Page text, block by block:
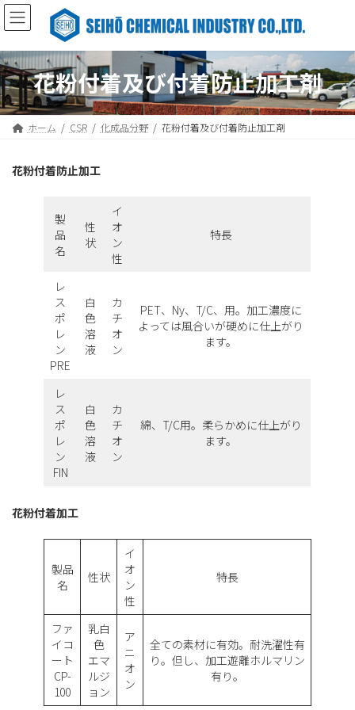
コ
ン
ン
ツ
へ
ス
キ
ナ
ビ
ー
シ
ョ
ン
に
花粉付着及び付着防止加工剤
ホーム CSR 化成品分野 花粉付着及び付着防止加工剤
花粉付着防止加工
製
品
名
性
状
イ
オ
ン
性
特長
レ
ス
ポ
レ
ン
PRE
白
色
溶
液
カ
チ
オ
ン
PET、Ny、T/C、用。加工濃度に
よっては風合いが硬めに仕上がり
ます。
レ
ス
ポ
レ
ン
FIN
白
色
溶
液
カ
チ
オ
ン
綿、T/C用。柔らかめに仕上がり
ます。
花粉付着加工
製品
名
性状
イ
オ
ン
性
特長
ファ
イコ
ート
CP-
100
乳白
色
エマ
ルジ
ョン
ア
ニ
オ
ン
全ての素材に有効。耐洗濯性有
り。但し、加工遊離ホルマリン
有り。